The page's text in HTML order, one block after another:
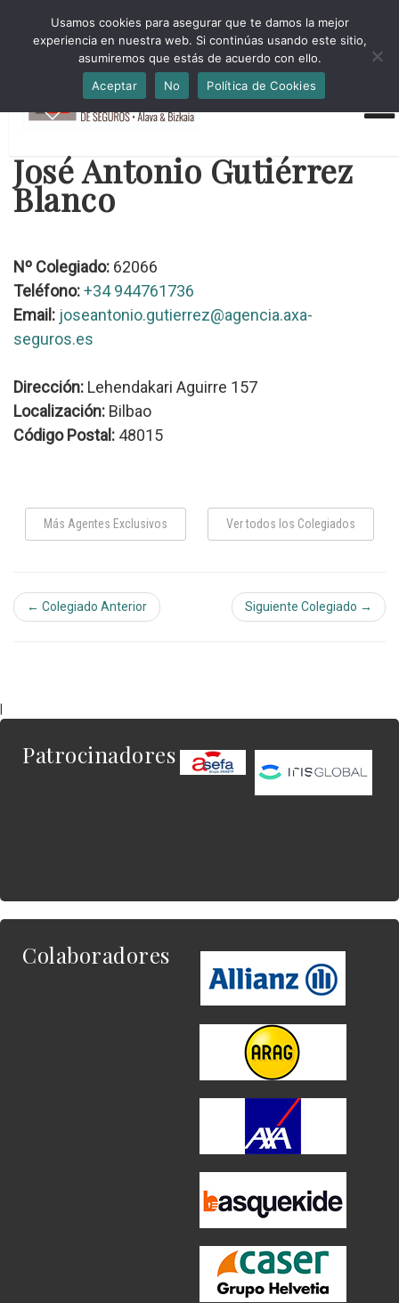
HORARIO INVIERNO Lun-Jue 09:00-16:30 Vier 9:00-14:00
administracion@cmsab.eus 94.442.43.43 Móvil y Whatsapp
688.889.170
José Antonio Gutiérrez
Blanco
Nº Colegiado: 62066
Teléfono:+34 944761736
Email: joseantonio.gutierrez@agencia.axa-
seguros.es
Dirección: Lehendakari Aguirre 157
Localización: Bilbao
Código Postal: 48015
Más Agentes Exclusivos Ver todos los Colegiados
← Colegiado Anterior Siguiente Colegiado →
Patrocinadores
Colaboradores
Usamos cookies para asegurar que te damos la mejor
experiencia en nuestra web. Si continúas usando este sitio,
asumiremos que estás de acuerdo con ello.
Aceptar
No Política de Cookies